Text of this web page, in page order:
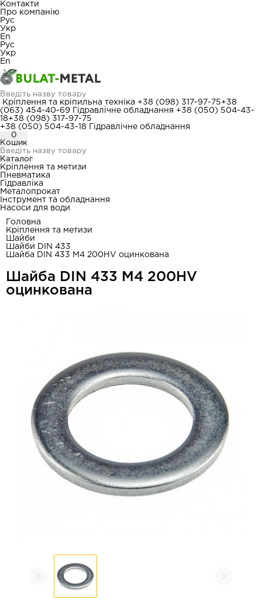
Контакти
Про компанію
Рус
Укр
En
Рус
Укр
En
Кріплення та кріпильна техніка +38 (098) 317-97-75+38
(063) 454-40-69
Гідравлічне обладнання +38 (050) 504-43-
18+38 (098) 317-97-75
+38 (050) 504-43-18
Гідравлічне обладнання
0
Кошик
Каталог
Кріплення та метизи
Пневматика
Гідравліка
Металопрокат
Інструмент та обладнання
Насоси для води
Головна
Кріплення та метизи
Шайби
Шайби DIN 433
Шайба DIN 433 М4 200HV оцинкована
Шайба DIN 433 М4 200HV
оцинкована